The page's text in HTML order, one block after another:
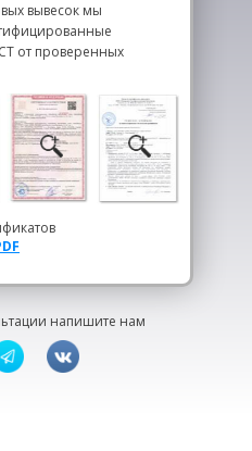
вывесок мы
от проверенных
напишите нам